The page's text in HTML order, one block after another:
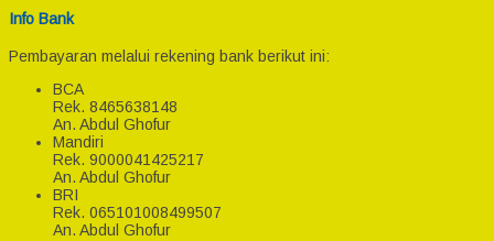
Info Bank
Pembayaran melalui rekening bank berikut ini:
BCA
Rek. 8465638148
An. Abdul Ghofur
Mandiri
Rek. 9000041425217
An. Abdul Ghofur
BRI
Rek. 065101008499507
An. Abdul Ghofur